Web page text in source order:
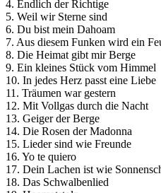
4. Endlich der Richtige
5. Weil wir Sterne sind
6. Du bist mein Dahoam
7. Aus diesem Funken wird ein
8. Die Heimat gibt mir Berge
9. Ein kleines Stück vom Himmel
10. In jedes Herz passt eine Liebe
11. Träumen war gestern
12. Mit Vollgas durch die Nacht
13. Geiger der Berge
14. Die Rosen der Madonna
15. Lieder sind wie Freunde
16. Yo te quiero
17. Dein Lachen ist wie
18. Das Schwalbenlied